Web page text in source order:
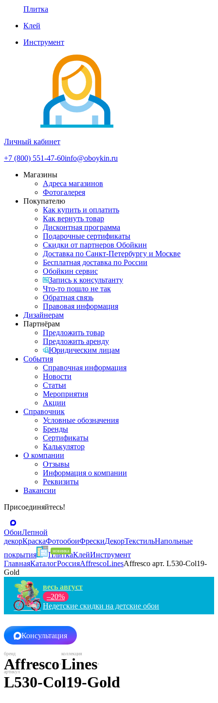
Плитка
Клей
Инструмент
Личный кабинет
+7 (800) 551-47-60info@oboykin.ru
Магазины
Адреса магазинов
Фотогалерея
Покупателю
Как купить и оплатить
Как вернуть товар
Дисконтная программа
Подарочные сертификаты
Скидки от партнеров Обойкин
Доставка по Санкт-Петербургу и Москве
Бесплатная доставка по России
Обойкин сервис
Запись к консультанту
Что-то пошло не так
Обратная связь
Правовая информация
Дизайнерам
Партнёрам
Предложить товар
Предложить аренду
Юридическим лицам
События
Справочная информация
Новости
Статьи
Мероприятия
Акции
Справочник
Условные обозначения
Бренды
Сертификаты
Калькулятор
О компании
Отзывы
Информация о компании
Реквизиты
Вакансии
Присоединяйтесь!
ОбоиЛепной
декорКраскаФотообоиФрескиДекорТекстильНапольные
покрытия
ПлиткаКлейИнструмент
ГлавнаяКаталогРоссияAffrescoLinesAffresco арт. L530-Col19-
Gold
весь август
–20%
Недетские скидки на детские обои
Консультация
AffrescoLines
L530-Col19-Gold